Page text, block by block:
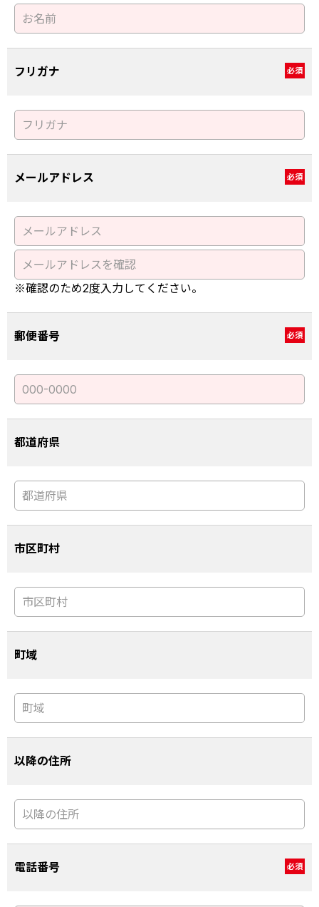
フリガナ 必須
メールアドレス 必須
※確認のため2度入力してください。
郵便番号 必須
都道府県
市区町村
町域
以降の住所
電話番号 必須